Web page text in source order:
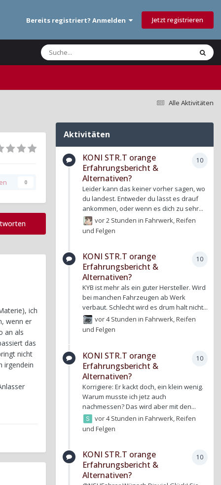
Bereits registriert? Anmelden Jetzt registrieren
Alle Aktivitäten
0
ich
wenn er
an als
das
nicht
irgendein
Aktivitäten
10
KONI STR.T orange
Erfahrungsbericht &
Alternativen?
Leider kann das keiner vorher sagen, wo
du landest. Entweder du lässt es drauf
ankommen, oder wenn es dich zu sehr...
vor 2 Stunden inFahrwerk, Reifen
und Felgen
10
KONI STR.T orange
Erfahrungsbericht &
Alternativen?
KYB ist mehr als ein guter Hersteller. Wird
bei manchen Fahrzeugen ab Werk
verbaut. Schlecht wird es drum halt nicht...
vor 4 Stunden inFahrwerk, Reifen
und Felgen
10
KONI STR.T orange
Erfahrungsbericht &
Alternativen?
Korrigiere: Er kackt doch, ein klein wenig.
Warum musste ich jetz auch
nachmessen? Das wird aber mit den...
vor 4 Stunden inFahrwerk, Reifen
und Felgen
10
KONI STR.T orange
Erfahrungsbericht &
Alternativen?